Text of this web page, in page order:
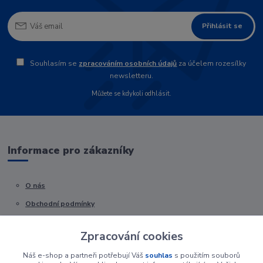
Přihlásit se
Souhlasím se zpracováním osobních údajů za účelem rozesílky
newsletteru.
Můžete se kdykoli odhlásit.
Informace pro zákazníky
O nás
Obchodní podmínky
Zpracování cookies
Náš e-shop a partneři potřebují Váš souhlas s použitím souborů